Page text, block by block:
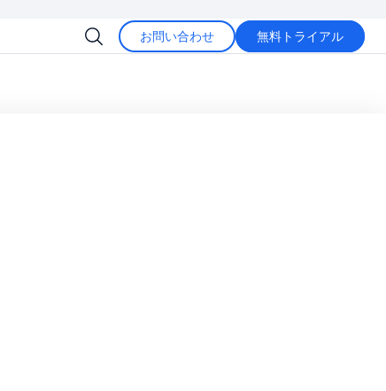
お問い合わせ 無料トライアル